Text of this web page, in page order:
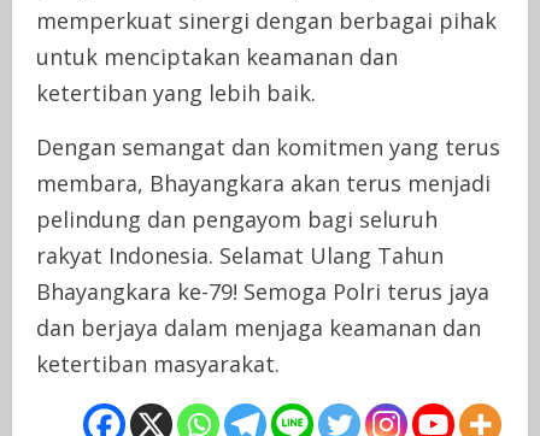
memperkuat sinergi dengan berbagai pihak
untuk menciptakan keamanan dan
ketertiban yang lebih baik.
Dengan semangat dan komitmen yang terus
membara, Bhayangkara akan terus menjadi
pelindung dan pengayom bagi seluruh
rakyat Indonesia. Selamat Ulang Tahun
Bhayangkara ke-79! Semoga Polri terus jaya
dan berjaya dalam menjaga keamanan dan
ketertiban masyarakat.